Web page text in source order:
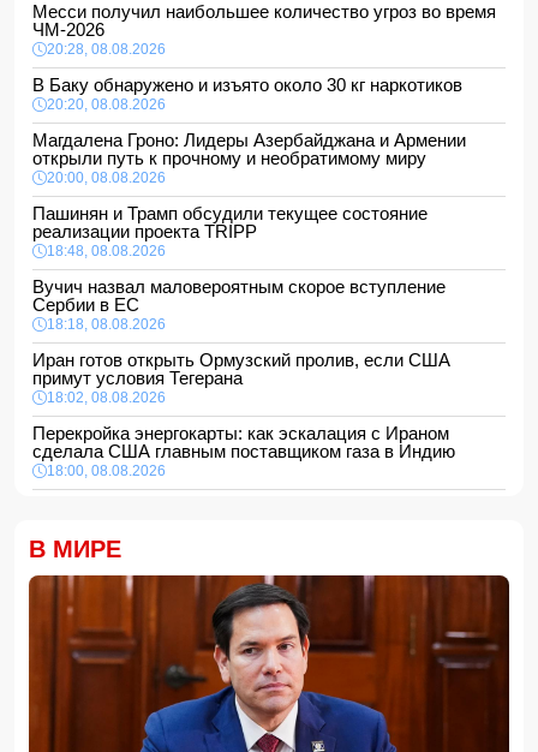
Месси получил наибольшее количество угроз во время
ЧМ-2026
20:28, 08.08.2026
В Баку обнаружено и изъято около 30 кг наркотиков
20:20, 08.08.2026
Магдалена Гроно: Лидеры Азербайджана и Армении
открыли путь к прочному и необратимому миру
20:00, 08.08.2026
Пашинян и Трамп обсудили текущее состояние
реализации проекта TRIPP
18:48, 08.08.2026
Вучич назвал маловероятным скорое вступление
Сербии в ЕС
18:18, 08.08.2026
Иран готов открыть Ормузский пролив, если США
примут условия Тегерана
18:02, 08.08.2026
Перекройка энергокарты: как эскалация с Ираном
сделала США главным поставщиком газа в Индию
18:00, 08.08.2026
16:48, 08.08.2026
Турция ограничивает проход коммерческих судов в
Черное море
16:28, 08.08.2026
Каковы основные признаки гормональных нарушений?-
МЧС Азербайджана выступило с экстренным
предупреждением для населения
В МИРЕ